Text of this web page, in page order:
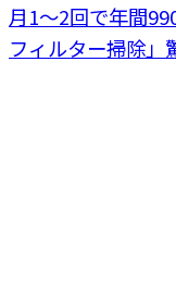
月1〜2回で年間
フィルター掃除」